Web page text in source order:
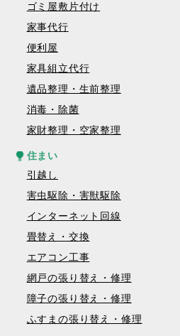
ゴミ屋敷片付け
家事代行
便利屋
家具組立代行
遺品整理・生前整理
消毒・除菌
家財整理・空家整理
住まい
引越し
害虫駆除・害獣駆除
インターネット回線
畳替え・交換
エアコン工事
網戸の張り替え・修理
障子の張り替え・修理
ふすまの張り替え・修理